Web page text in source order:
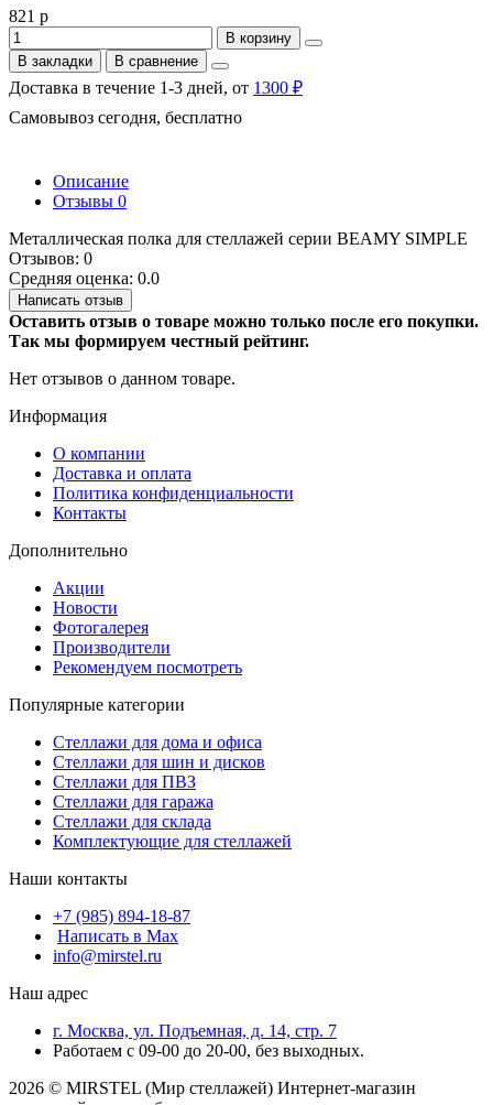
821 р
В корзину
В закладки
В сравнение
Доставка в течение 1-3 дней, от 1300 ₽
Самовывоз сегодня, бесплатно
Описание
Отзывы 0
Металлическая полка для стеллажей серии BEAMY SIMPLE
Отзывов: 0
Средняя оценка: 0.0
Написать отзыв
Оставить отзыв о товаре можно только после его покупки.
Так мы формируем честный рейтинг.
Нет отзывов о данном товаре.
Информация
О компании
Доставка и оплата
Политика конфиденциальности
Контакты
Дополнительно
Акции
Новости
Фотогалерея
Производители
Рекомендуем посмотреть
Популярные категории
Стеллажи для дома и офиса
Стеллажи для шин и дисков
Стеллажи для ПВЗ
Стеллажи для гаража
Стеллажи для склада
Комплектующие для стеллажей
Наши контакты
+7 (985) 894-18-87
Написать в Max
info@mirstel.ru
Наш адрес
г. Москва, ул. Подъемная, д. 14, стр. 7
Работаем с 09-00 до 20-00, без выходных.
2026 © MIRSTEL (Мир стеллажей) Интернет-магазин